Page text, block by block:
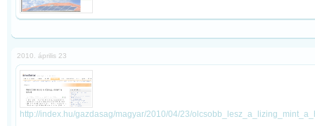
2010. április 23
http://index.hu/gazdasag/magyar/2010/04/23/